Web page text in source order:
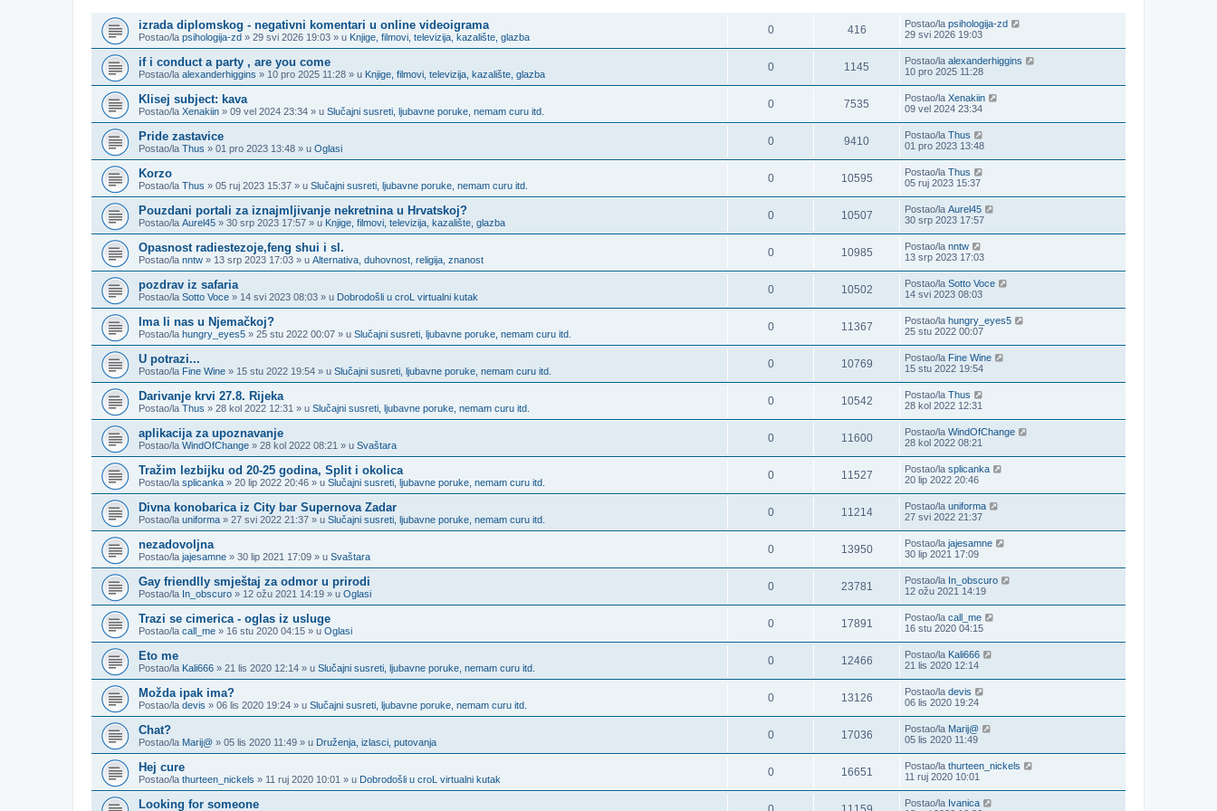
izrada diplomskog - negativni komentari u online videoigrama
Postao/la psihologija-zd » 29 svi 2026 19:03 » u Knjige, filmovi, televizija, kazalište, glazba
0 416 Postao/la psihologija-zd
29 svi 2026 19:03
if i conduct a party , are you come
Postao/la alexanderhiggins » 10 pro 2025 11:28 » u Knjige, filmovi, televizija, kazalište, glazba
0 1145 Postao/la alexanderhiggins
10 pro 2025 11:28
Klisej subject: kava
Postao/la Xenakiin » 09 vel 2024 23:34 » u Slučajni susreti, ljubavne poruke, nemam curu itd.
0 7535 Postao/la Xenakiin
09 vel 2024 23:34
Pride zastavice
Postao/la Thus » 01 pro 2023 13:48 » u Oglasi
0 9410 Postao/la Thus
01 pro 2023 13:48
Korzo
Postao/la Thus » 05 ruj 2023 15:37 » u Slučajni susreti, ljubavne poruke, nemam curu itd.
0 10595 Postao/la Thus
05 ruj 2023 15:37
Pouzdani portali za iznajmljivanje nekretnina u Hrvatskoj?
Postao/la Aurel45 » 30 srp 2023 17:57 » u Knjige, filmovi, televizija, kazalište, glazba
0 10507 Postao/la Aurel45
30 srp 2023 17:57
Opasnost radiestezoje,feng shui i sl.
Postao/la nntw » 13 srp 2023 17:03 » u Alternativa, duhovnost, religija, znanost
0 10985 Postao/la nntw
13 srp 2023 17:03
pozdrav iz safaria
Postao/la Sotto Voce » 14 svi 2023 08:03 » u Dobrodošli u croL virtualni kutak
0 10502 Postao/la Sotto Voce
14 svi 2023 08:03
Ima li nas u Njemačkoj?
Postao/la hungry_eyes5 » 25 stu 2022 00:07 » u Slučajni susreti, ljubavne poruke, nemam curu itd.
0 11367 Postao/la hungry_eyes5
25 stu 2022 00:07
U potrazi...
Postao/la Fine Wine » 15 stu 2022 19:54 » u Slučajni susreti, ljubavne poruke, nemam curu itd.
0 10769 Postao/la Fine Wine
15 stu 2022 19:54
Darivanje krvi 27.8. Rijeka
Postao/la Thus » 28 kol 2022 12:31 » u Slučajni susreti, ljubavne poruke, nemam curu itd.
0 10542 Postao/la Thus
28 kol 2022 12:31
aplikacija za upoznavanje
Postao/la WindOfChange » 28 kol 2022 08:21 » u Svaštara
0 11600 Postao/la WindOfChange
28 kol 2022 08:21
Tražim lezbijku od 20-25 godina, Split i okolica
Postao/la splicanka » 20 lip 2022 20:46 » u Slučajni susreti, ljubavne poruke, nemam curu itd.
0 11527 Postao/la splicanka
20 lip 2022 20:46
Divna konobarica iz City bar Supernova Zadar
Postao/la uniforma » 27 svi 2022 21:37 » u Slučajni susreti, ljubavne poruke, nemam curu itd.
0 11214 Postao/la uniforma
27 svi 2022 21:37
nezadovoljna
Postao/la jajesamne » 30 lip 2021 17:09 » u Svaštara
0 13950 Postao/la jajesamne
30 lip 2021 17:09
Gay friendlly smještaj za odmor u prirodi
Postao/la In_obscuro » 12 ožu 2021 14:19 » u Oglasi
0 23781 Postao/la In_obscuro
12 ožu 2021 14:19
Trazi se cimerica - oglas iz usluge
Postao/la call_me » 16 stu 2020 04:15 » u Oglasi
0 17891 Postao/la call_me
16 stu 2020 04:15
Eto me
Postao/la Kali666 » 21 lis 2020 12:14 » u Slučajni susreti, ljubavne poruke, nemam curu itd.
0 12466 Postao/la Kali666
21 lis 2020 12:14
Možda ipak ima?
Postao/la devis » 06 lis 2020 19:24 » u Slučajni susreti, ljubavne poruke, nemam curu itd.
0 13126 Postao/la devis
06 lis 2020 19:24
Chat?
Postao/la Marij@ » 05 lis 2020 11:49 » u Druženja, izlasci, putovanja
0 17036 Postao/la Marij@
05 lis 2020 11:49
Hej cure
Postao/la thurteen_nickels » 11 ruj 2020 10:01 » u Dobrodošli u croL virtualni kutak
0 16651 Postao/la thurteen_nickels
11 ruj 2020 10:01
Looking for someone Postao/la Ivanica